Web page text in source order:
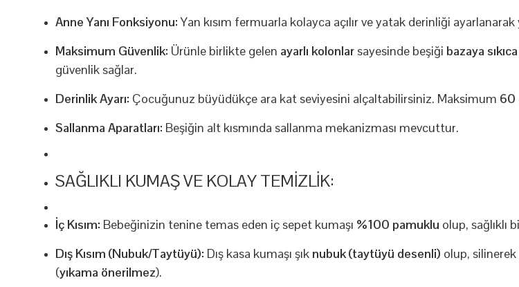
Anne Yanı Fonksiyonu:Yan kısım fermuarla kolayca açılır ve yatak derinliği
Maksimum Güvenlik: Ürünle birlikte gelen ayarlı kolonlar sayesinde beşiği bazaya
güvenlik sağlar.
Derinlik Ayarı: Çocuğunuz büyüdükçe ara kat seviyesini alçaltabilirsiniz. Maksimum 60
Sallanma Aparatları: Beşiğin alt kısmında sallanma mekanizması mevcuttur.
SAĞLIKLI KUMAŞ VE KOLAY TEMIZLIK:
İç Kısım: Bebeğinizin tenine temas eden iç sepet kumaşı %100 pamuklu olup, sağlıklı
Dış Kısım (Nubuk/Taytüyü): Dış kasa kumaşı şık nubuk (taytüyü desenli) olup,
(yıkama önerilmez).